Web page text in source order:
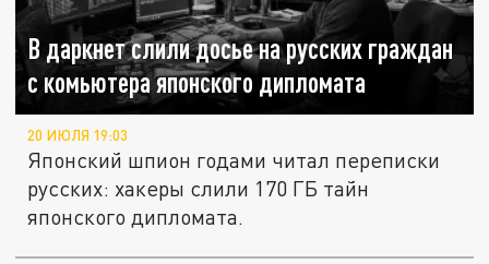
В даркнет слили досье на русских граждан
с комьютера японского дипломата
20 ИЮЛЯ 19:03
Японский шпион годами читал переписки
русских: хакеры слили 170 ГБ тайн
японского дипломата.